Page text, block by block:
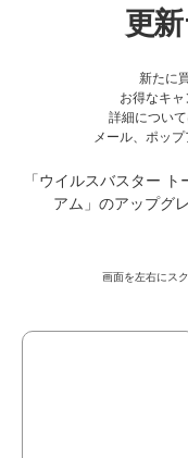
更
新たに
お得なキャ
詳細につい
メール、ポッ
「ウイルスバスター
アム」のアップグ